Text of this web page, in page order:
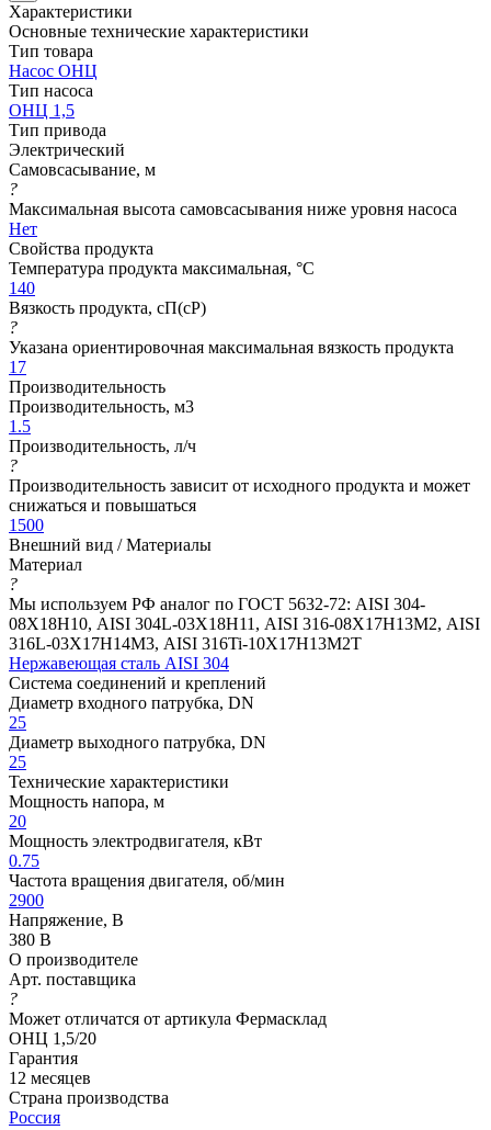
Характеристики
Основные технические характеристики
Тип товара
Насос ОНЦ
Тип насоса
ОНЦ 1,5
Тип привода
Электрический
Самовсасывание, м
?
Максимальная высота самовсасывания ниже уровня насоса
Нет
Свойства продукта
Температура продукта максимальная, °C
140
Вязкость продукта, сП(cP)
?
Указана ориентировочная максимальная вязкость продукта
17
Производительность
Производительность, м3
1.5
Производительность, л/ч
?
Производительность зависит от исходного продукта и может
снижаться и повышаться
1500
Внешний вид / Материалы
Материал
?
Мы используем РФ аналог по ГОСТ 5632-72: AISI 304-
08Х18Н10, AISI 304L-03Х18Н11, AISI 316-08Х17Н13М2, AISI
316L-03Х17Н14М3, AISI 316Ti-10Х17Н13М2Т
Нержавеющая сталь AISI 304
Система соединений и креплений
Диаметр входного патрубка, DN
25
Диаметр выходного патрубка, DN
25
Технические характеристики
Мощность напора, м
20
Мощность электродвигателя, кВт
0.75
Частота вращения двигателя, об/мин
2900
Напряжение, В
380 В
О производителе
Арт. поставщика
?
Может отличатся от артикула Фермасклад
ОНЦ 1,5/20
Гарантия
12 месяцев
Страна производства
Россия